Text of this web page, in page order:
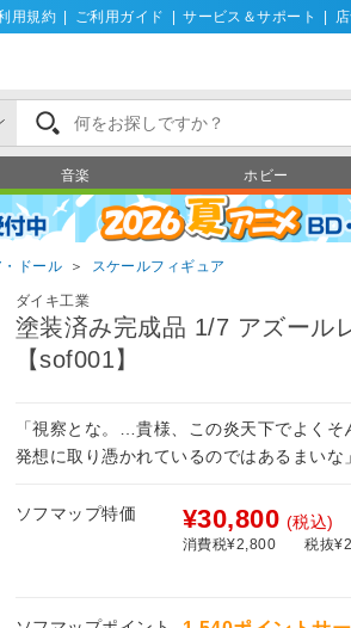
用規約 ご利用ガイド サービス＆サポート
音楽 ホビー
ドール ＞ スケールフィギュア
ダイキ工業
塗装済み完成品 1/7 アズール
【sof001】
「視察とな。…貴様、この炎天下でよく
発想に取り憑かれているのではあるまいな」
ソフマップ特価 ¥30,800 (税込)
消費税¥2,800 税抜